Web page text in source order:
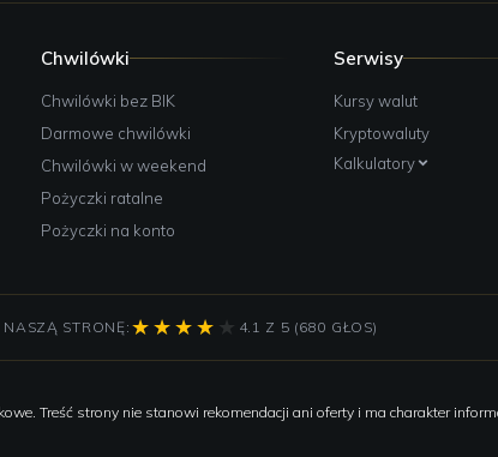
Chwilówki
Chwilówki bez BIK
Darmowe chwilówki
Chwilówki w weekend
Pożyczki ratalne
Pożyczki na konto
Serwisy
Kursy walut
Kryptowaluty
Kalkulatory
NASZĄ STRONĘ: 4.1 Z 5 (680 GŁOS)
Treść strony nie stanowi rekomendacji ani oferty i ma charakter